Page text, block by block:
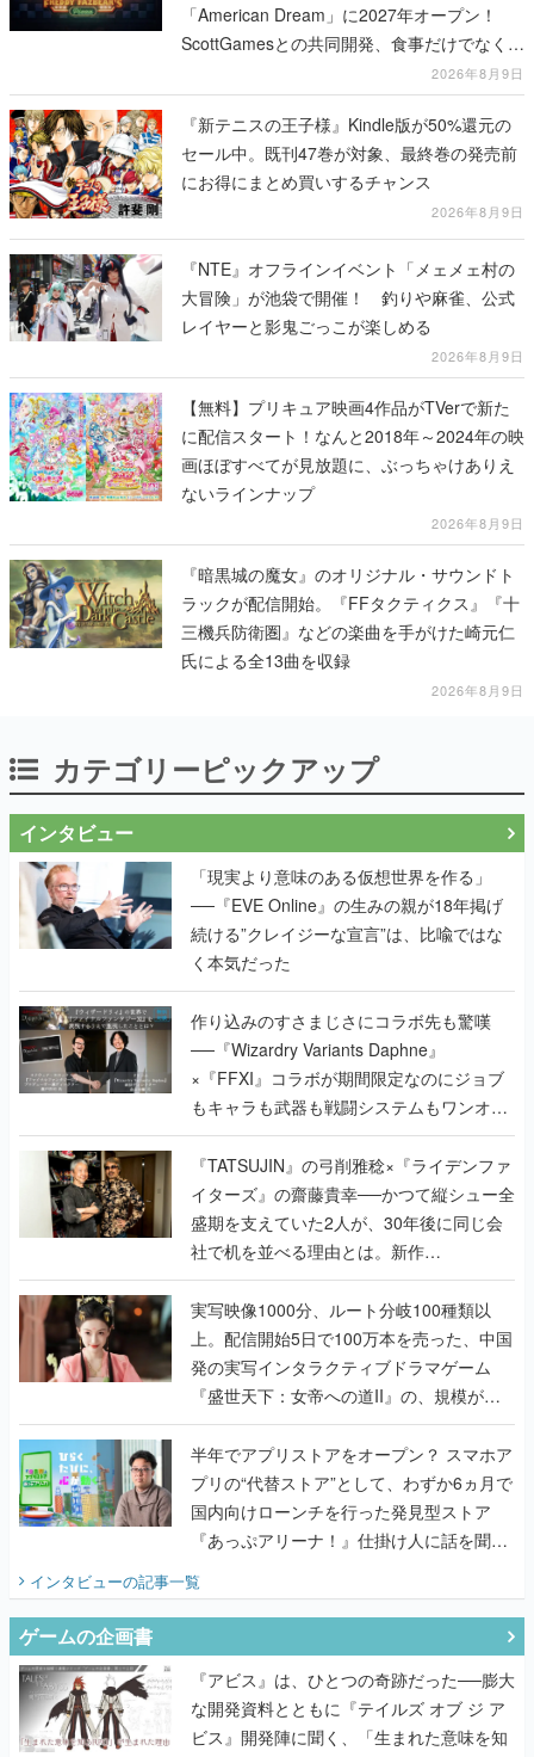
「American Dream」に2027年オープン！
ScottGamesとの共同開発、食事だけでなくス
テージショーや没入型のホラー体験も楽しめ
る
2026年8月9日
『新テニスの王子様』Kindle版が50%還元の
セール中。既刊47巻が対象、最終巻の発売前
にお得にまとめ買いするチャンス
2026年8月9日
『NTE』オフラインイベント「メェメェ村の
大冒険」が池袋で開催！ 釣りや麻雀、公式
レイヤーと影鬼ごっこが楽しめる
2026年8月9日
【無料】プリキュア映画4作品がTVerで新た
に配信スタート！なんと2018年～2024年の映
画ほぼすべてが見放題に、ぶっちゃけありえ
ないラインナップ
2026年8月9日
『暗黒城の魔女』のオリジナル・サウンドト
ラックが配信開始。『FFタクティクス』『十
三機兵防衛圏』などの楽曲を手がけた崎元仁
氏による全13曲を収録
2026年8月9日
カテゴリーピックアップ
インタビュー
「現実より意味のある仮想世界を作る」
──『EVE Online』の生みの親が18年掲げ
続ける”クレイジーな宣言”は、比喩ではな
く本気だった
作り込みのすさまじさにコラボ先も驚嘆
──『Wizardry Variants Daphne』
×『FFXI』コラボが期間限定なのにジョブ
もキャラも武器も戦闘システムもワンオフ
で作り込まれた理由を両ディレクターに聞
く
『TATSUJIN』の弓削雅稔×『ライデンファ
イターズ』の齋藤貴幸──かつて縦シュー全
盛期を支えていた2人が、30年後に同じ会
社で机を並べる理由とは。新作
『TATSUJIN EXTREME』で初タッグを組
んだレジェンド2人に訊く開発秘話
実写映像1000分、ルート分岐100種類以
上。配信開始5日で100万本を売った、中国
発の実写インタラクティブドラマゲーム
『盛世天下：女帝への道II』の、規模が違
うこだわりをプロデューサーに聞いた
半年でアプリストアをオープン？ スマホア
プリの“代替ストア”として、わずか6ヵ月で
国内向けローンチを行った発見型ストア
『あっぷアリーナ！』仕掛け人に話を聞い
てみた
インタビューの記事一覧
ゲームの企画書
『アビス』は、ひとつの奇跡だった──膨大
な開発資料とともに『テイルズ オブ ジ ア
ビス』開発陣に聞く、「生まれた意味を知